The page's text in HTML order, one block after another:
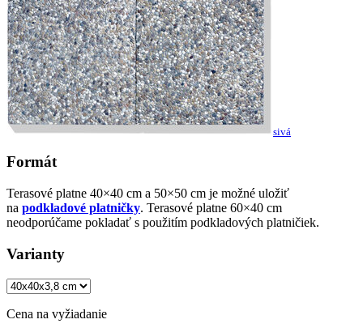
sivá
Formát
Terasové platne 40×40 cm a 50×50 cm je možné uložiť
na podkladové platničky. Terasové platne 60×40 cm
neodporúčame pokladať s použitím podkladových platničiek.
Varianty
Cena na vyžiadanie